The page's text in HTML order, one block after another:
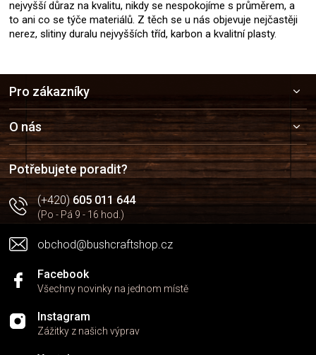
nejvyšší důraz na kvalitu, nikdy se nespokojíme s průměrem, a
to ani co se týče materiálů. Z těch se u nás objevuje nejčastěji
nerez, slitiny duralu nejvyšších tříd, karbon a kvalitní plasty.
a
t
í
Pro zákazníky
O nás
Potřebujete poradit?
(+420)605 011 644
(Po - Pá 9 - 16 hod.)
obchod@bushcraftshop.cz
Facebook
Všechny novinky na jednom místě
Instagram
Zážitky z našich výprav